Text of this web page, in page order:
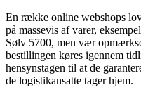
En række online webshops
på massevis af varer,
Sølv 5700, men vær
bestillingen køres igennem
hensynstagen til at de
de logistikansatte tager hjem.